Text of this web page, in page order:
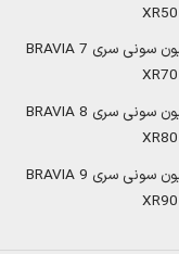
تلویزیون سونی سری BRAVIA 7
تلویزیون سونی سری BRAVIA 8
تلویزیون سونی سری BRAVIA 9